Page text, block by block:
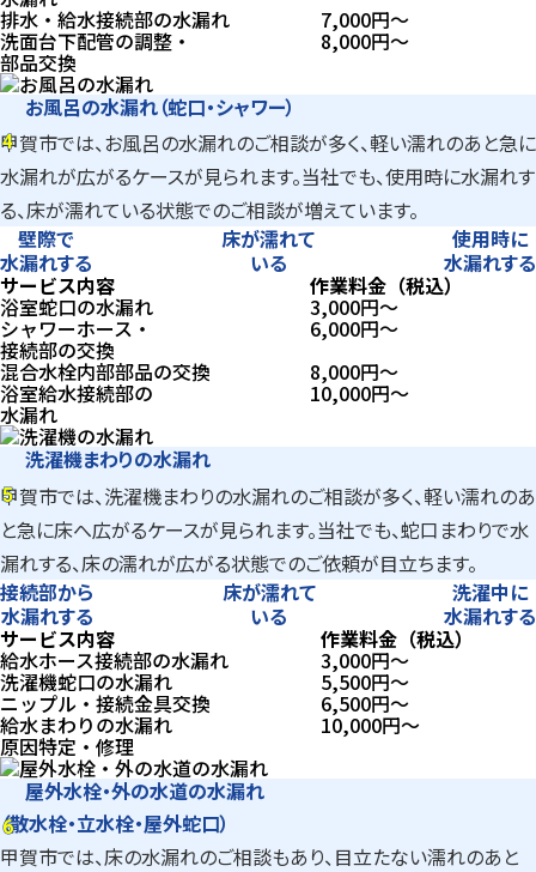
排水・給水接続部の水漏れ 7,000円〜
洗面台下配管の調整・
部品交換
8,000円〜
4
お風呂の水漏れ（蛇口・シャワー）
甲賀市では、お風呂の水漏れのご相談が多く、軽い濡れのあと急に
水漏れが広がるケースが見られます。当社でも、使用時に水漏れす
る、床が濡れている状態でのご相談が増えています。
壁際で
水漏れする
床が濡れて
いる
使用時に
水漏れする
サービス内容 作業料金（税込）
浴室蛇口の水漏れ 3,000円〜
シャワーホース・
接続部の交換
6,000円〜
混合水栓内部部品の交換
8,000円〜
浴室給水接続部の
水漏れ
10,000円〜
5
洗濯機まわりの水漏れ
甲賀市では、洗濯機まわりの水漏れのご相談が多く、軽い濡れのあ
と急に床へ広がるケースが見られます。当社でも、蛇口まわりで水
漏れする、床の濡れが広がる状態でのご依頼が目立ちます。
接続部から
水漏れする
床が濡れて
いる
洗濯中に
水漏れする
サービス内容 作業料金（税込）
給水ホース接続部の水漏れ 3,000円〜
洗濯機蛇口の水漏れ 5,500円〜
ニップル・接続金具交換 6,500円〜
給水まわりの水漏れ
原因特定・修理
10,000円〜
6
屋外水栓・外の水道の水漏れ
（散水栓・立水栓・屋外蛇口）
甲賀市では、床の水漏れのご相談もあり、目立たない濡れのあと